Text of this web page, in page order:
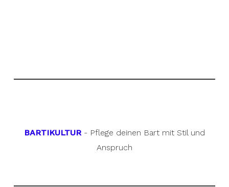
BARTIKULTUR- Pflege deinen Bart mit Stil und
Anspruch